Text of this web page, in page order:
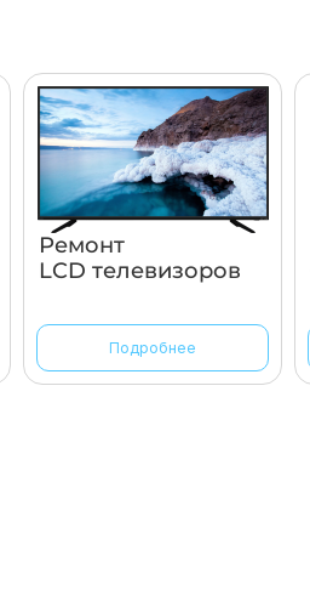
Ремонт
LCD телевизоров
Подробнее